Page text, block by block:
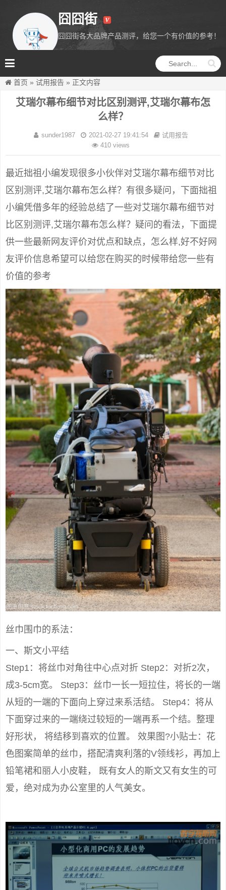
囧囧街
囧囧街各大品牌产品测评，给您一个有价值的参考！
首页 » 试用报告 » 正文内容
艾瑞尔幕布细节对比区别测评,艾瑞尔幕布怎
么样？
sunder1987 2021-02-27 19:41:54
试用报告
410 views
最近拙祖小编发现很多小伙伴对艾瑞尔幕布细节对比
区别测评,艾瑞尔幕布怎么样？有很多疑问，下面拙祖
小编凭借多年的经验总结了一些对艾瑞尔幕布细节对
比区别测评,艾瑞尔幕布怎么样？疑问的看法，下面提
供一些最新网友评价对优点和缺点，怎么样,好不好网
友评价信息希望可以给您在购买的时候带给您一些有
价值的参考
丝巾围巾的系法：
一、斯文小平结
Step1：将丝巾对角往中心点对折 Step2：对折2次，
成3-5cm宽。 Step3：丝巾一长一短拉住，将长的一端
从短的一端的下面向上穿过来系活结。 Step4：将从
下面穿过来的一端绕过较短的一端再系一个结。整理
好形状， 将结移到喜欢的位置。 效果图?小贴士：花
色图案简单的丝巾，搭配清爽利落的V领线衫，再加上
铅笔裙和丽人小皮鞋， 既有女人的斯文又有女生的可
爱，绝对成为办公室里的人气美女。